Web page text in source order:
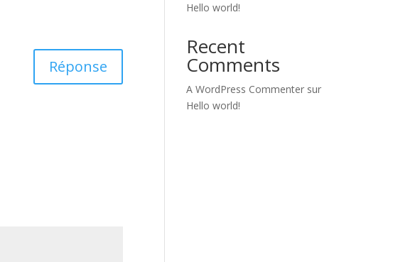
Réponse
Hello world!
Recent
Comments
A WordPress Commenter sur
Hello world!